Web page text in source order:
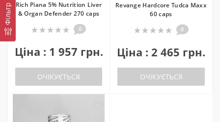
Фільтр Rich Piana 5% Nutrition Liver
& Organ Defender 270 caps
0
Ціна : 1 957 грн.
ОЧІКУЄТЬСЯ
Revange Hardcore Tudca Maxx
60 caps
0
Ціна : 2 465 грн.
ОЧІКУЄТЬСЯ